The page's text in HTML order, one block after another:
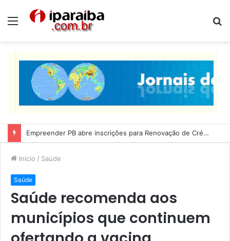
Menu
Lucas Ribeiro inspeciona obras da última etapa do Centro de Convenções
Início / Saúde
Saúde
Saúde recomenda aos
municípios que continuem